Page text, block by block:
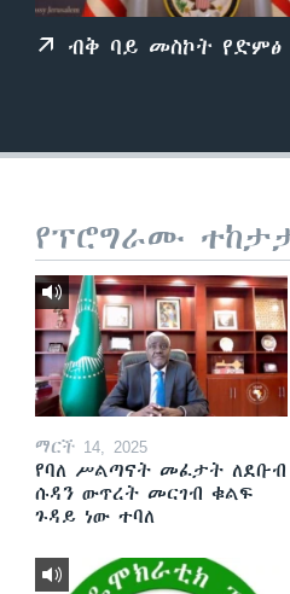
ብቅ ባይ መስኮት
የፕሮግራሙ
ማርች 14, 2025
የባለ ሥልጣናት መፈታት ለደቡብ
ሱዳን ውጥረት መርገብ ቁልፍ
ጉዳይ ነው ተባለ